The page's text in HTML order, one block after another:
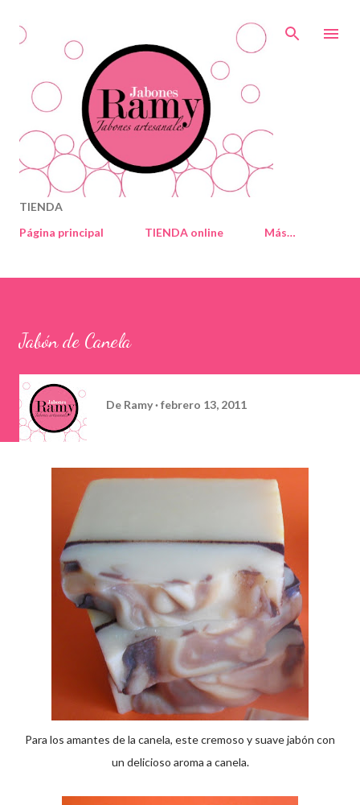
TIENDA
Página principal
TIENDA online Más…
Jabón de Canela
De Ramy febrero 13, 2011
Para los amantes de la canela, este cremoso y suave jabón con
un delicioso aroma a canela.